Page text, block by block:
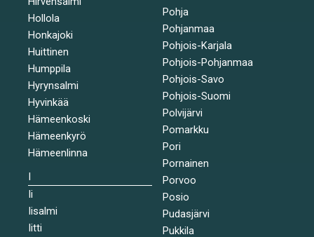
Hollola
Honkajoki
Huittinen
Humppila
Hyrynsalmi
Hyvinkää
Hämeenkoski
Hämeenkyrö
Hämeenlinna
I
Ii
Iisalmi
Iitti
Pohja
Pohjanmaa
Pohjois-Karjala
Pohjois-Pohjanmaa
Pohjois-Savo
Pohjois-Suomi
Polvijärvi
Pomarkku
Pori
Pornainen
Porvoo
Posio
Pudasjärvi
Pukkila